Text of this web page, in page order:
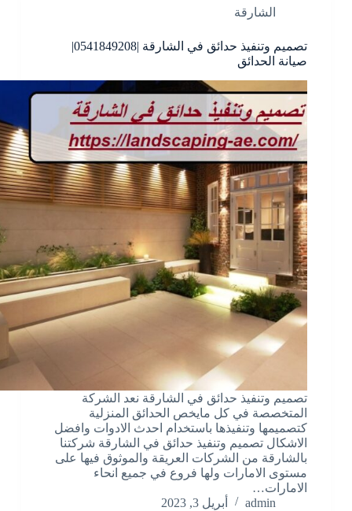
الشارقة
تصميم وتنفيذ حدائق في الشارقة |0541849208|
صيانة الحدائق
تصميم وتنفيذ حدائق في الشارقة نعد الشركة
المتخصصة في كل مايخص الحدائق المنزلية
كتصميمها وتنفيذها باستخدام احدث الادوات وافضل
الاشكال تصميم وتنفيذ حدائق في الشارقة شركتنا
بالشارقة من الشركات العريقة والموثوق فيها على
مستوى الامارات ولها فروع في جميع انحاء
الامارات…
admin
أبريل 3, 2023